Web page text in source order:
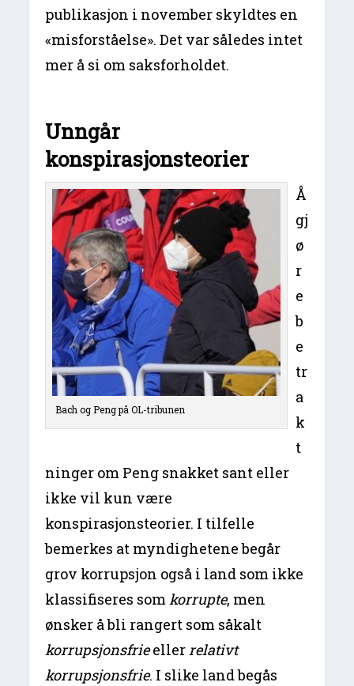
publikasjon i november skyldtes en
«misforståelse». Det var således intet
mer å si om saksforholdet.
Unngår
konspirasjonsteorier
Bach og Peng på OL-tribunen
Å
gj
ø
r
e
b
e
tr
a
k
t
ninger om Peng snakket sant eller
ikke vil kun være
konspirasjonsteorier. I tilfelle
bemerkes at myndighetene begår
grov korrupsjon også i land som ikke
klassifiseres somkorrupte, men
ønsker å bli rangert som såkalt
korrupsjonsfrieellerrelativt
korrupsjonsfrie. I slike land begås